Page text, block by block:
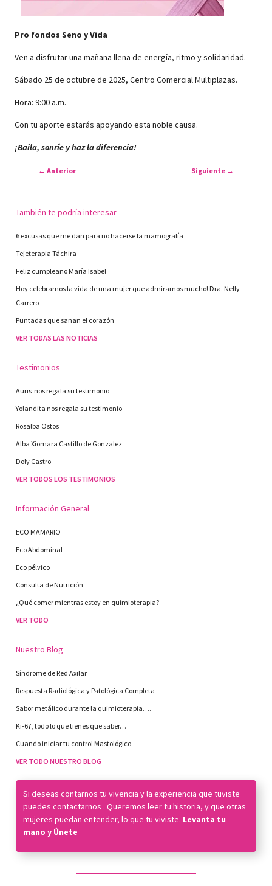
Pro fondos Seno y Vida
Ven a disfrutar una mañana llena de energía, ritmo y solidaridad.
Sábado 25 de octubre de 2025, Centro Comercial Multiplazas.
Hora: 9:00 a.m.
Con tu aporte estarás apoyando esta noble causa.
¡Baila, sonríe y haz la diferencia!
← Anterior Siguiente →
También te podría interesar
6 excusas que me dan para no hacerse la mamografía
Tejeterapia Táchira
Feliz cumpleaño María Isabel
Hoy celebramos la vida de una mujer que admiramos mucho! Dra. Nelly
Carrero
Puntadas que sanan el corazón
VER TODAS LAS NOTICIAS
Testimonios
Auris nos regala su testimonio
Yolandita nos regala su testimonio
Rosalba Ostos
Alba Xiomara Castillo de Gonzalez
Doly Castro
VER TODOS LOS TESTIMONIOS
Información General
ECO MAMARIO
Eco Abdominal
Eco pélvico
Consulta de Nutrición
¿Qué comer mientras estoy en quimioterapia?
VER TODO
Nuestro Blog
Síndrome de Red Axilar
Respuesta Radiológica y Patológica Completa
Sabor metálico durante la quimioterapia….
Ki-67, todo lo que tienes que saber…
Cuando iniciar tu control Mastológico
VER TODO NUESTRO BLOG
Si deseas contarnos tu vivencia y la experiencia que tuviste
puedescontactarnos . Queremos leer tu historia, y que otras
mujeres puedan entender, lo que tu viviste. Levanta tu
mano y Únete